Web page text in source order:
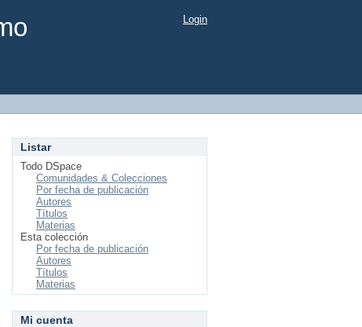
Login
Listar
Todo DSpace
Comunidades & Colecciones
Por fecha de publicación
Autores
Títulos
Materias
Esta colección
Por fecha de publicación
Autores
Títulos
Materias
Mi cuenta